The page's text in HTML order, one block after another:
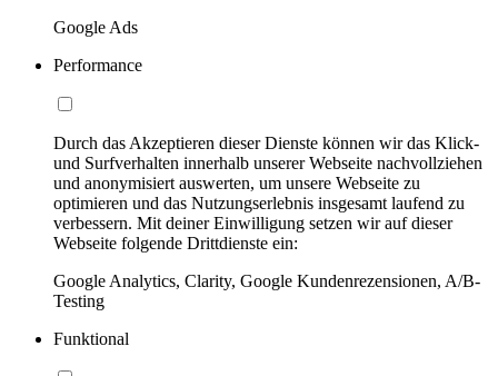
Google Ads
Performance
Durch das Akzeptieren dieser Dienste können wir das Klick-
und Surfverhalten innerhalb unserer Webseite nachvollziehen
und anonymisiert auswerten, um unsere Webseite zu
optimieren und das Nutzungserlebnis insgesamt laufend zu
verbessern. Mit deiner Einwilligung setzen wir auf dieser
Webseite folgende Drittdienste ein:
Google Analytics, Clarity, Google Kundenrezensionen, A/B-
Testing
Funktional